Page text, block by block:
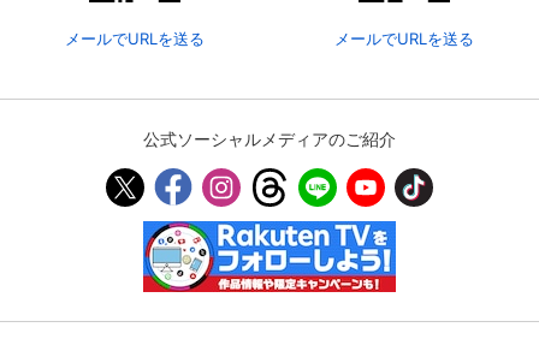
メールでURLを送る メールでURLを送る
公式ソーシャルメディアのご紹介